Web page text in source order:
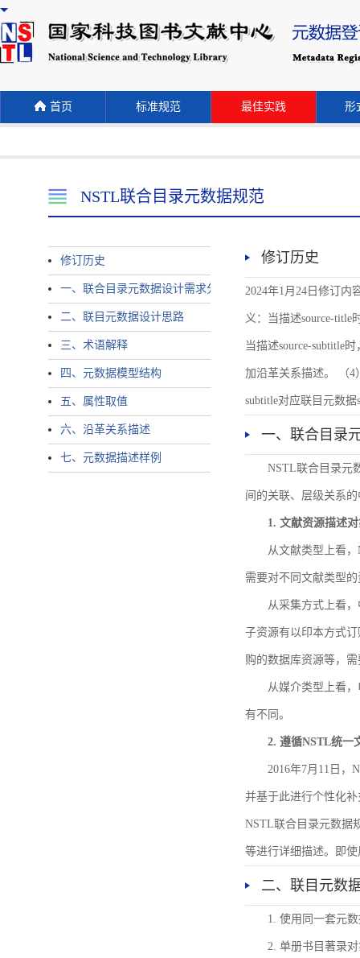
首页 标准规范 最佳实践 形
NSTL联合目录元数据规范
修订历史
一、联合目录元数据设计需求分析
二、联目元数据设计思路
三、术语解释
四、元数据模型结构
五、属性取值
六、沿革关系描述
七、元数据描述样例
修订历史
2024年1月24日修订内
义：当描述source-title
当描述source-subtitle
加沿革关系描述。 （4
subtitle对应联目元数据
一、联合目录
NSTL联合目录元
间的关联、层级关系
1. 文献资源描述
从文献类型上看
需要对不同文献类型
从采集方式上看
子资源有以印本方式
购的数据库资源等，
从媒介类型上看
有不同。
2. 遵循NSTL统一
2016年7月11日，
并基于此进行个性化
NSTL联合目录元数据
等进行详细描述。即
二、联目元数
1. 使用同一套元
2. 单册书目著录